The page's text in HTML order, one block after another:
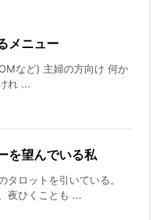
メニュー
など) 主婦の方向け 何か
れ ...
を望んでいる私
タロットを引いている。
夜ひくことも ...